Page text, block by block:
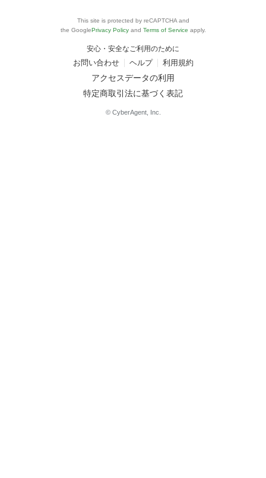
This site is protected by reCAPTCHA and
the GooglePrivacy Policy and Terms of Service apply.
安心・安全なご利用のために
お問い合わせ ヘルプ 利用規約
アクセスデータの利用
特定商取引法に基づく表記
© CyberAgent, Inc.